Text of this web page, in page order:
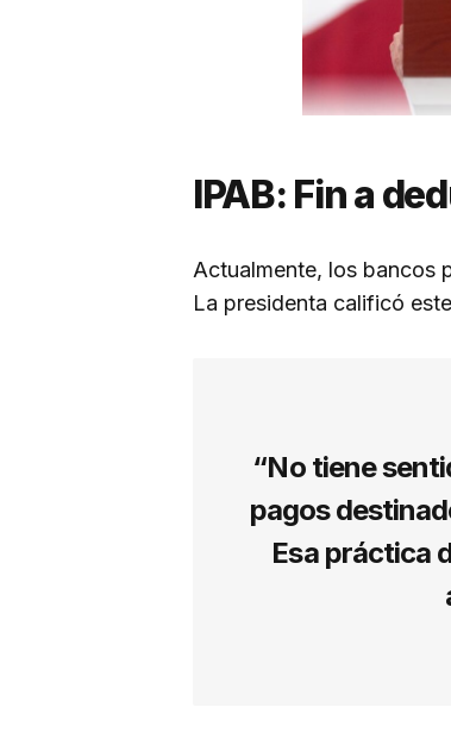
IPAB: Fin a
Actualmente, los bancos
La presidenta calificó
“No tiene
pagos
Esa práctica